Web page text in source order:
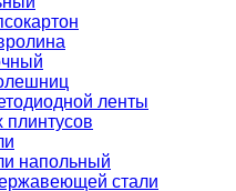
ленты
напольный
стали